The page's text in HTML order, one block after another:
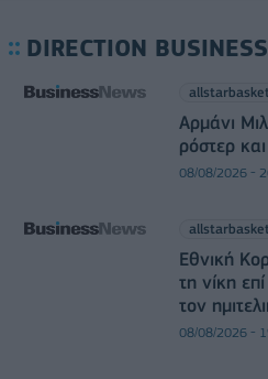
DIRECTION
Αρμάνι
ρόστερ
08/08/2026 -
Εθνική
τη νίκη
τον
08/08/2026 -